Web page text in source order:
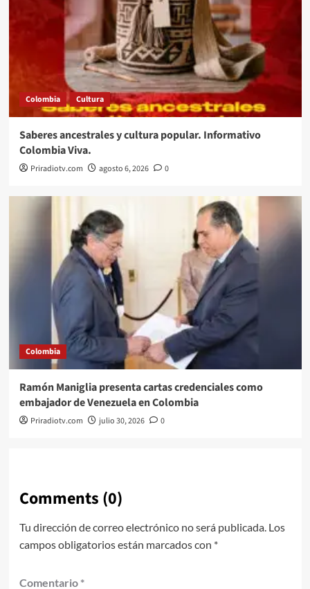
Colombia Cultura
Saberes ancestrales y cultura popular. Informativo
Colombia Viva.
Priradiotv.com agosto 6, 2026 0
Colombia
Ramón Maniglia presenta cartas credenciales como
embajador de Venezuela en Colombia
Priradiotv.com julio 30, 2026 0
Comments (0)
Tu dirección de correo electrónico no será publicada. Los
campos obligatorios están marcados con *
Comentario *